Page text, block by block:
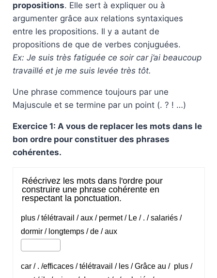
propositions. Elle sert à expliquer ou à
argumenter grâce aux relations syntaxiques
entre les propositions. Il y a autant de
propositions de que de verbes conjuguées.
Ex: Je suis très fatiguée ce soir car j’ai beaucoup
travaillé et je me suis levée très tôt.
Une phrase commence toujours par une
Majuscule et se termine par un point (. ? ! …)
Exercice 1: A vous de replacer les mots dans le
bon ordre pour constituer des phrases
cohérentes.